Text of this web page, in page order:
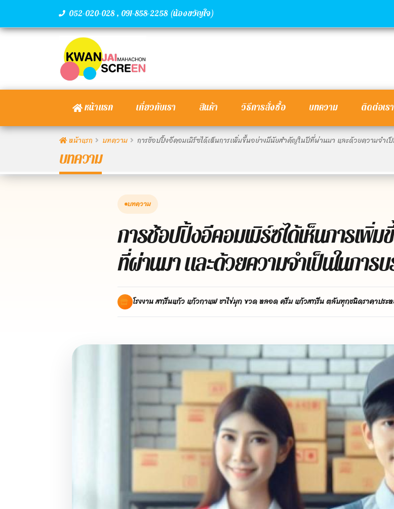
052-020-028 , 091-858-2258 (น้องขวัญใจ)
หน้าแรก เกี่ยวกับเรา สินค้า วิธีการสั่งซื้อ บทความ ติดต่อเรา
หน้าแรก บทความ การช้อปปิ้งอีคอมเมิร์ซได้เห็นการเพิ่มขึ้นอย่างมีนัยสําคัญในปีที่ผ่านมา และด้วยความจําเ
บทความ
บทความ
การช้อปปิ้งอีคอมเมิร์ซได้เห็นการเพิ่
ที่ผ่านมา และด้วยความจําเป็นในกา
โรงงาน สกรีนแก้ว แก้วกาแฟ ชาไข่มุก ขวด หลอด ครีม แก้วสกรีน ตลับทุกชนิดราคาประ